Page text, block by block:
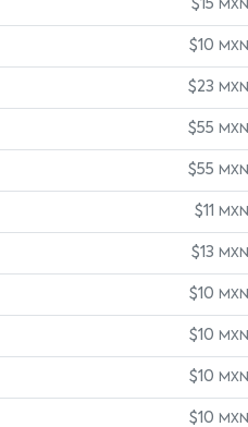
$15 MXN
$10 MXN
$23 MXN
$55 MXN
$55 MXN
$11 MXN
$13 MXN
$10 MXN
$10 MXN
$10 MXN
$10 MXN